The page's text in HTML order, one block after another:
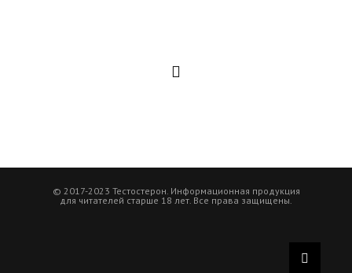
© 2017-2023 Тестостерон. Информационная продукция
для читателей старше 18 лет. Все права защищены.